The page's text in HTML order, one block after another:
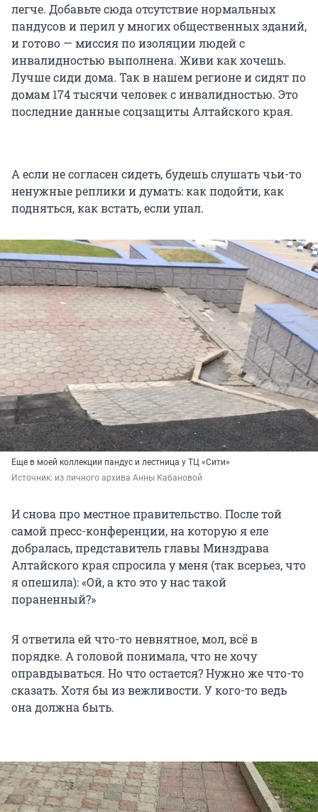
легче. Добавьте сюда отсутствие нормальных
пандусов и перил у многих общественных зданий,
и готово — миссия по изоляции людей с
инвалидностью выполнена. Живи как хочешь.
Лучше сиди дома. Так в нашем регионе и сидят по
домам 174 тысячи человек с инвалидностью. Это
последние данные соцзащиты Алтайского края.
А если не согласен сидеть, будешь слушать чьи-то
ненужные реплики и думать: как подойти, как
подняться, как встать, если упал.
Еще в моей коллекции пандус и лестница у ТЦ «Сити»
Источник: из личного архива Анны Кабановой
И снова про местное правительство. После той
самой пресс-конференции, на которую я еле
добралась, представитель главы Минздрава
Алтайского края спросила у меня (так всерьез, что
я опешила): «Ой, а кто это у нас такой
пораненный?»
Я ответила ей что-то невнятное, мол, всё в
порядке. А головой понимала, что не хочу
оправдываться. Но что остается? Нужно же что-то
сказать. Хотя бы из вежливости. У кого-то ведь
она должна быть.